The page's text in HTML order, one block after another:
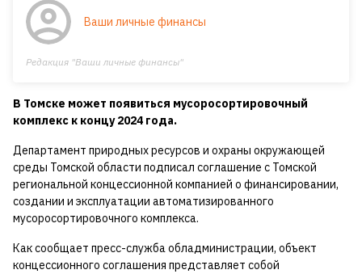
Ваши личные финансы
Редакция "Ваши личные финансы"
В Томске может появиться мусоросортировочный
комплекс к концу 2024 года.
Департамент природных ресурсов и охраны окружающей
среды Томской области подписал соглашение с Томской
региональной концессионной компанией о финансировании,
создании и эксплуатации автоматизированного
мусоросортировочного комплекса.
Как сообщает пресс-служба обладминистрации, объект
концессионного соглашения представляет собой